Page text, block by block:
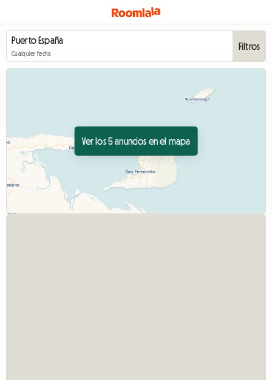
Cualquier fecha
Filtros
Ver los 5 anuncios en el mapa